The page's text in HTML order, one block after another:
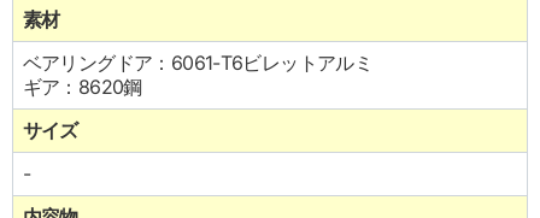
素材
ベアリングドア：6061-T6ビレットアルミ
ギア：8620鋼
サイズ
-